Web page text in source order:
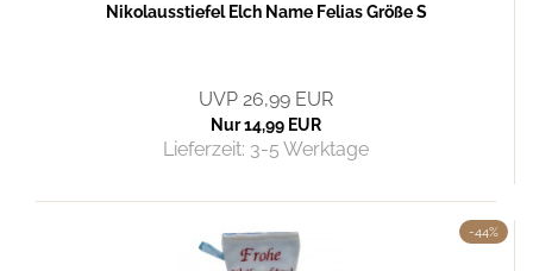
Nikolausstiefel Elch Name Felias Größe S
UVP 26,99 EUR
Nur 14,99 EUR
Lieferzeit: 3-5 Werktage
-44%